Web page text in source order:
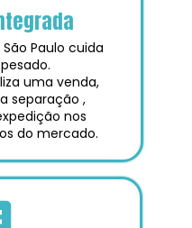
Paulo cuida
uma venda,
separação ,
nos
do mercado.